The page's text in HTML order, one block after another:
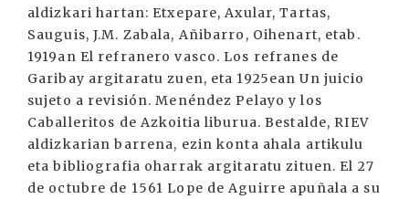
aldizkari hartan: Etxepare, Axular, Tartas,
Sauguis, J.M. Zabala, Añibarro, Oihenart, etab.
1919an El refranero vasco. Los refranes de
Garibay argitaratu zuen, eta 1925ean Un juicio
sujeto a revisión. Menéndez Pelayo y los
Caballeritos de Azkoitia liburua. Bestalde, RIEV
aldizkarian barrena, ezin konta ahala artikulu
eta bibliografia oharrak argitaratu zituen. El 27
de octubre de 1561 Lope de Aguirre apuñala a su